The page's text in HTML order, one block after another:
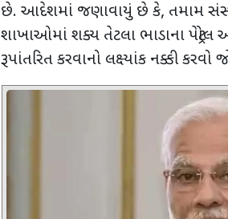
છે. આદેશમાં જણાવાયું છે કે, તમામ
શાખાઓમાં શક્ય તેટલા ભાડાના પેટ્રોલ
રૂપાંતરિત કરવાનો લક્ષ્યાંક નક્કી કરવો